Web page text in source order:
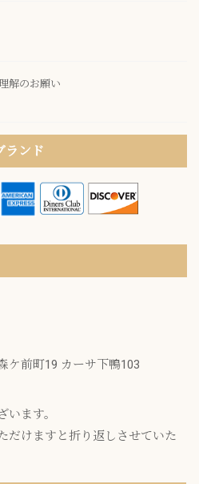
解のお願い
ランド
ケ前町19 カーサ下鴨103
ます。
だけますと折り返しさせていた